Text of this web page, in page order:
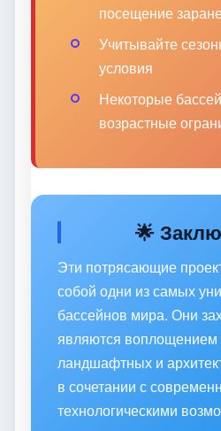
посещение
Учитывайте
условия
Некоторые
возрастные
🌟
Эти потрясающие
собой одни из самых
бассейнов мира. Они
являются воплощением
ландшафтных и
в сочетании с
технологическими